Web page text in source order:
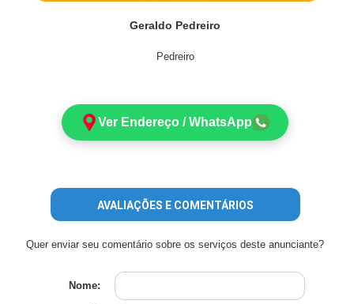
Geraldo Pedreiro
Pedreiro
Ver Endereço / WhatsApp
AVALIAÇÕES E COMENTÁRIOS
Quer enviar seu comentário sobre os serviços deste anunciante?
Nome: